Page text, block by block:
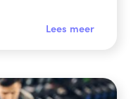
Lees meer